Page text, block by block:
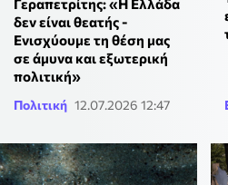
Γεραπετρίτης: «Η Ελλάδα
δεν είναι θεατής -
Ενισχύουμε τη θέση μας
σε άμυνα και εξωτερική
πολιτική»
Πολιτική 12.07.2026 12:47